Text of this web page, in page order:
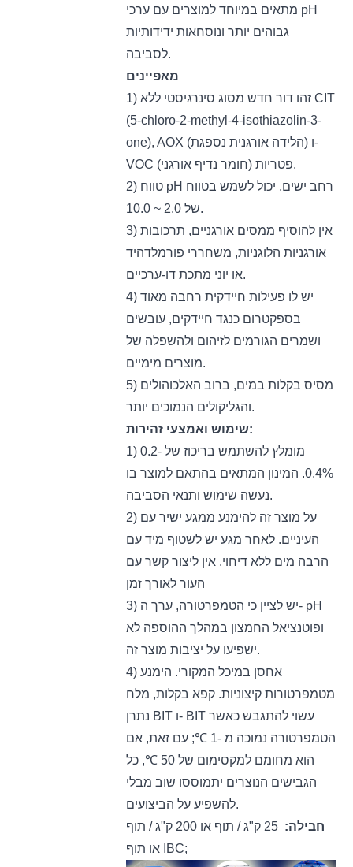
מתאים במיוחד למוצרים עם ערכי pH
גבוהים יותר ונוסחאות ידידותיות
לסביבה.
מאפיינים
1) זהו דור חדש מסוג סינרגיסטי ללא CIT
(5-chloro-2-methyl-4-isothiazolin-3-
one), AOX (הלידה אורגנית נספגת) ו-
VOC (חומר נדיף אורגני) פטריות.
2) טווח pH רחב ישים, יכול לשמש בטווח
של 2.0 ~ 10.0.
3) אין להוסיף ממסים אורגניים, תרכובות
אורגניות הלוגניות, משחררי פורמלדהיד
או יוני מתכת דו-ערכיים.
4) יש לו פעילות חיידקית רחבה מאוד
בספקטרום כנגד חיידקים, עובשים
ושמרים הגורמים לזיהום ולהשפלה של
מוצרים מימיים.
5) מסיס בקלות במים, ברוב האלכוהולים
והגליקולים הנמוכים יותר.
שימוש ואמצעי זהירות:
1) מומלץ להשתמש בריכוז של 0.2-
0.4%. המינון המתאים בהתאם למוצר בו
נעשה שימוש ותנאי הסביבה.
2) על מוצר זה להימנע ממגע ישיר עם
העיניים. לאחר מגע יש לשטוף מיד עם
הרבה מים ללא דיחוי. אין ליצור קשר עם
העור לאורך זמן
3) יש לציין כי הטמפרטורה, ערך ה- pH
ופוטנציאל החמצון במהלך ההוספה לא
ישפיעו על יציבות מוצר זה.
4) אחסן במיכל המקורי. הימנע
מטמפרטורות קיצוניות. קפא בקלות, מלח
נתרן BIT ו- BIT עשוי להתגבש כאשר
הטמפרטורה נמוכה מ -1 ℃; עם זאת, אם
הוא מחומם למקסימום של 50 ℃, כל
הגבישים הנוצרים יתמוססו שוב מבלי
להשפיע על הביצועים.
חבילה:
25 ק"ג / תוף או 200 ק"ג / תוף
או תוף IBC;